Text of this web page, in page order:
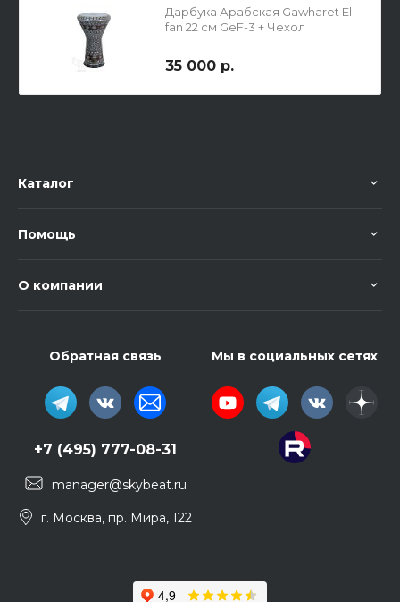
Дарбука Арабская Gawharet El
fan 22 см GeF-3 + Чехол
35 000 р.
Каталог
Помощь
О компании
Обратная связь
+7 (495) 777-08-31
manager@skybeat.ru
г. Москва, пр. Мира, 122
Мы в социальных сетях